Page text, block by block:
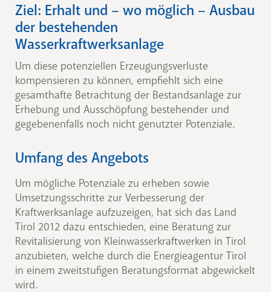
Ziel: Erhalt und – wo möglich – Ausbau
der bestehenden
Wasserkraftwerksanlage
Um diese potenziellen Erzeugungsverluste
kompensieren zu können, empfiehlt sich eine
gesamthafte Betrachtung der Bestandsanlage zur
Erhebung und Ausschöpfung bestehender und
gegebenenfalls noch nicht genutzter Potenziale.
Umfang des Angebots
Um mögliche Potenziale zu erheben sowie
Umsetzungsschritte zur Verbesserung der
Kraftwerksanlage aufzuzeigen, hat sich das Land
Tirol 2012 dazu entschieden, eine Beratung zur
Revitalisierung von Kleinwasserkraftwerken in Tirol
anzubieten, welche durch die Energieagentur Tirol
in einem zweitstufigen Beratungsformat abgewickelt
wird.